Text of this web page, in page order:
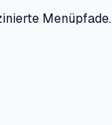
Menüpfade.